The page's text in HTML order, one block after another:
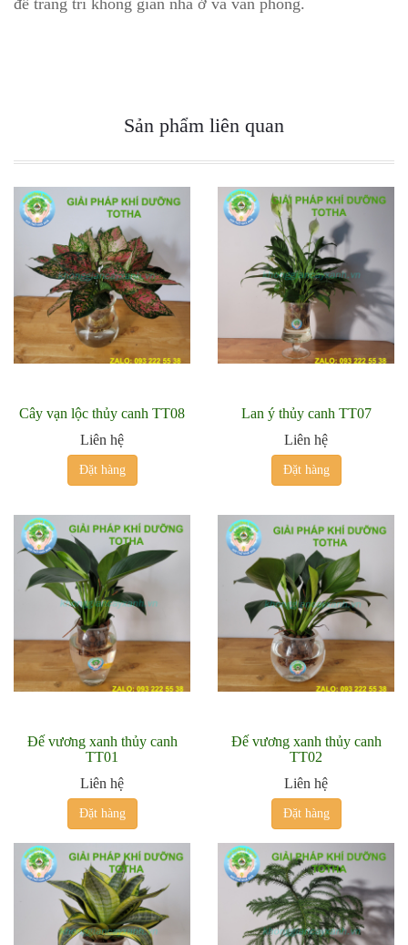
để trang trí không gian nhà ở và văn phòng.
Sản phẩm liên quan
Cây vạn lộc thủy canh TT08
Liên hệ
Đặt hàng
Lan ý thủy canh TT07
Liên hệ
Đặt hàng
Đế vương xanh thủy canh
TT01
Liên hệ
Đặt hàng
Đế vương xanh thủy canh
TT02
Liên hệ
Đặt hàng